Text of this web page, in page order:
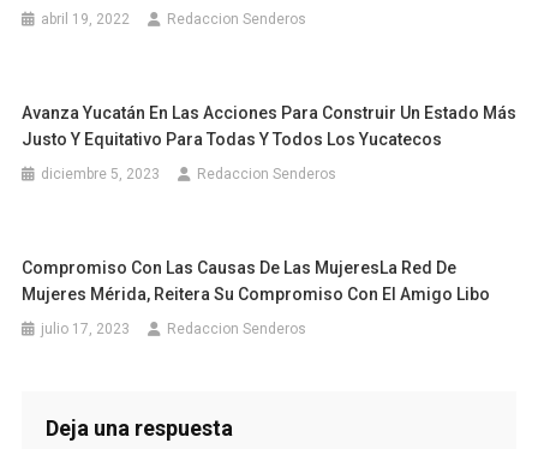
abril 19, 2022 Redaccion Senderos
Avanza Yucatán En Las Acciones Para Construir Un Estado Más
Justo Y Equitativo Para Todas Y Todos Los Yucatecos
diciembre 5, 2023 Redaccion Senderos
Compromiso Con Las Causas De Las MujeresLa Red De
Mujeres Mérida, Reitera Su Compromiso Con El Amigo Libo
julio 17, 2023 Redaccion Senderos
Deja una respuesta